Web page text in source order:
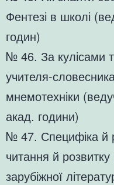
Фентезі в школі
годин)
№ 46. За кулісами
учителя-
мнемотехніки
акад. години)
№ 47. Специфіка й
читання й
зарубіжної